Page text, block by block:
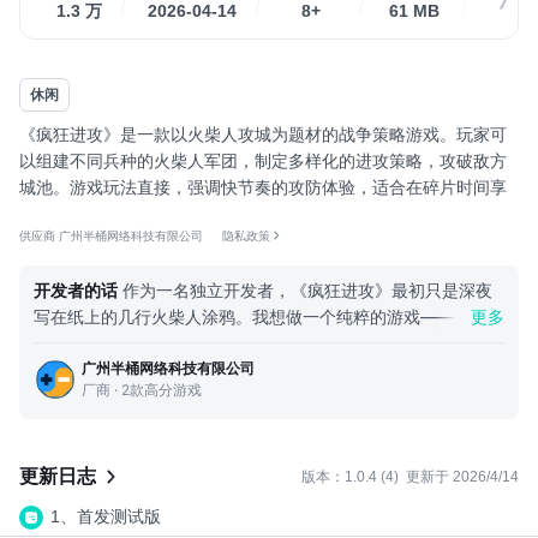
1.3 万 2026-04-14 8+ 61 MB 1.2
休闲
《疯狂进攻》是一款以火柴人攻城为题材的战争策略游戏。玩家可
以组建不同兵种的火柴人军团，制定多样化的进攻策略，攻破敌方
城池。游戏玩法直接，强调快节奏的攻防体验，适合在碎片时间享
供应商 广州半桶网络科技有限公司 隐私政策
开发者的话 作为一名独立开发者，《疯狂进攻》最初只是深夜
写在纸上的几行火柴人涂鸦。我想做一个纯粹的游戏——没有冗
感。 有时候，一个简单的“冲”字背后，也可以有策略的深度。我
砍掉了许多看似华丽但冗余的设定（事实是我个人搞不出花里胡
持。希望你在指挥火柴人冲向城墙的那一刻，也能感受到这份直
接的快乐。 感谢试玩，期待在战场相见。
更多
广州半桶网络科技有限公司
厂商 · 2款高分游戏
更新日志 版本：1.0.4 (4) 更新于 2026/4/14
1、首发测试版